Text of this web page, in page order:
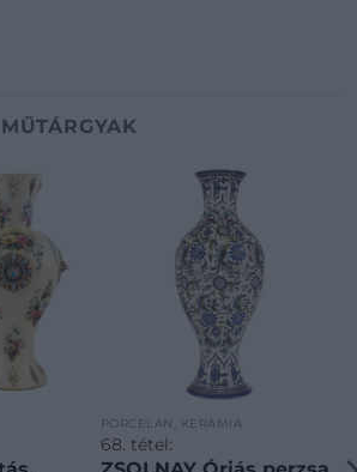
PORCELÁN, KERÁMIA
68. tétel: